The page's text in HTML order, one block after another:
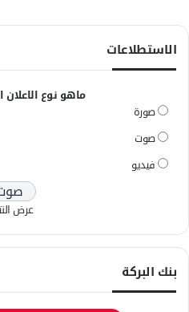
الاستطلاعات
ماهو نوع الاعلان
صورة
صوت
فيديو
عرض
بنك البركة